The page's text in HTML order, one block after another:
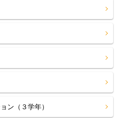
ン（３学年）